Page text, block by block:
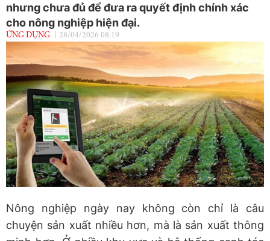
nhưng chưa đủ để đưa ra quyết định chính xác
cho nông nghiệp hiện đại.
ỨNG DỤNG 28/04/2026 08:19
Nông nghiệp ngày nay không còn chỉ là câu
chuyện sản xuất nhiều hơn, mà là sản xuất thông